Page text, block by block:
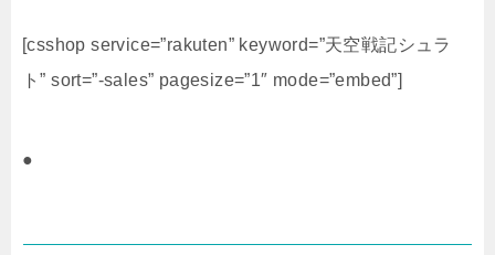
[csshop service=”rakuten” keyword=”天空戦記シュラ
ト” sort=”-sales” pagesize=”1″ mode=”embed”]
●